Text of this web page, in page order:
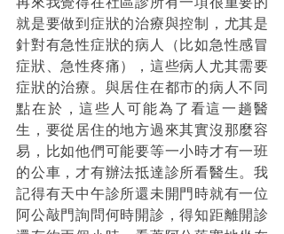
就是要做到症狀的治療與控制，尤其是
針對有急性症狀的病人（比如急性感冒
症狀、急性疼痛），這些病人尤其需要
症狀的治療。與居住在都市的病人不同
點在於，這些人可能為了看這一趟醫
生，要從居住的地方過來其實沒那麼容
易，比如他們可能要等一小時才有一班
的公車，才有辦法抵達診所看醫生。我
記得有天中午診所還未開門時就有一位
阿公敲門詢問何時開診，得知距離開診